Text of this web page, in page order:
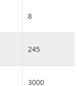
8
245
3000